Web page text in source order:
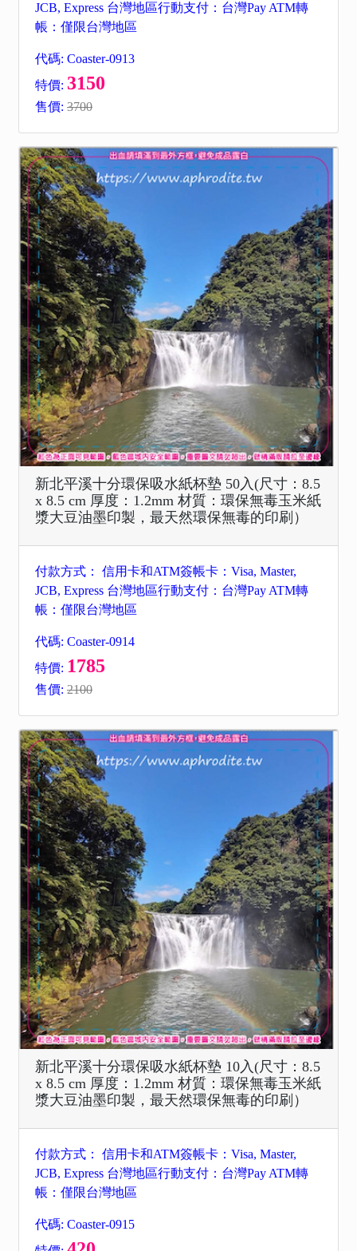
JCB, Express 台灣地區行動支付：台灣Pay ATM轉
帳：僅限台灣地區
代碼: Coaster-0913
特價: 3150
售價: 3700
新北平溪十分環保吸水紙杯墊 50入(尺寸：8.5
x 8.5 cm 厚度：1.2mm 材質：環保無毒玉米紙
漿大豆油墨印製，最天然環保無毒的印刷）
付款方式： 信用卡和ATM簽帳卡：Visa, Master,
JCB, Express 台灣地區行動支付：台灣Pay ATM轉
帳：僅限台灣地區
代碼: Coaster-0914
特價: 1785
售價: 2100
新北平溪十分環保吸水紙杯墊 10入(尺寸：8.5
x 8.5 cm 厚度：1.2mm 材質：環保無毒玉米紙
漿大豆油墨印製，最天然環保無毒的印刷）
付款方式： 信用卡和ATM簽帳卡：Visa, Master,
JCB, Express 台灣地區行動支付：台灣Pay ATM轉
帳：僅限台灣地區
代碼: Coaster-0915